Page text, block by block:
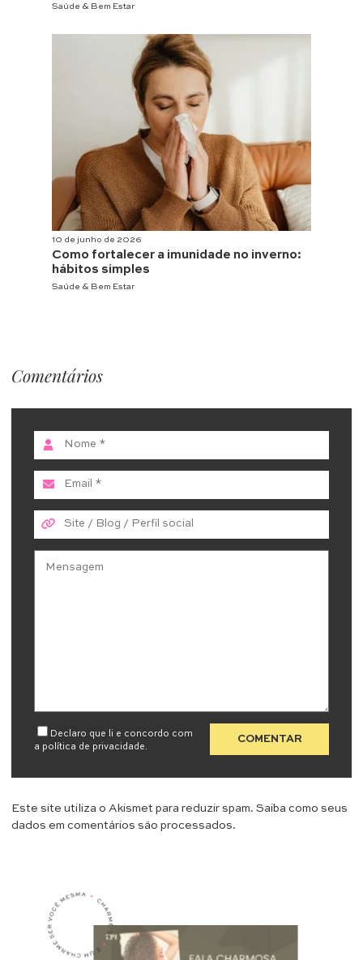
Saúde & Bem Estar
10 de junho de 2026
Como fortalecer a imunidade no inverno:
hábitos simples
Saúde & Bem Estar
Comentários
Declaro que li e concordo com
a política de privacidade.
Este site utiliza o Akismet para reduzir spam. Saiba como seus
dados em comentários são processados.